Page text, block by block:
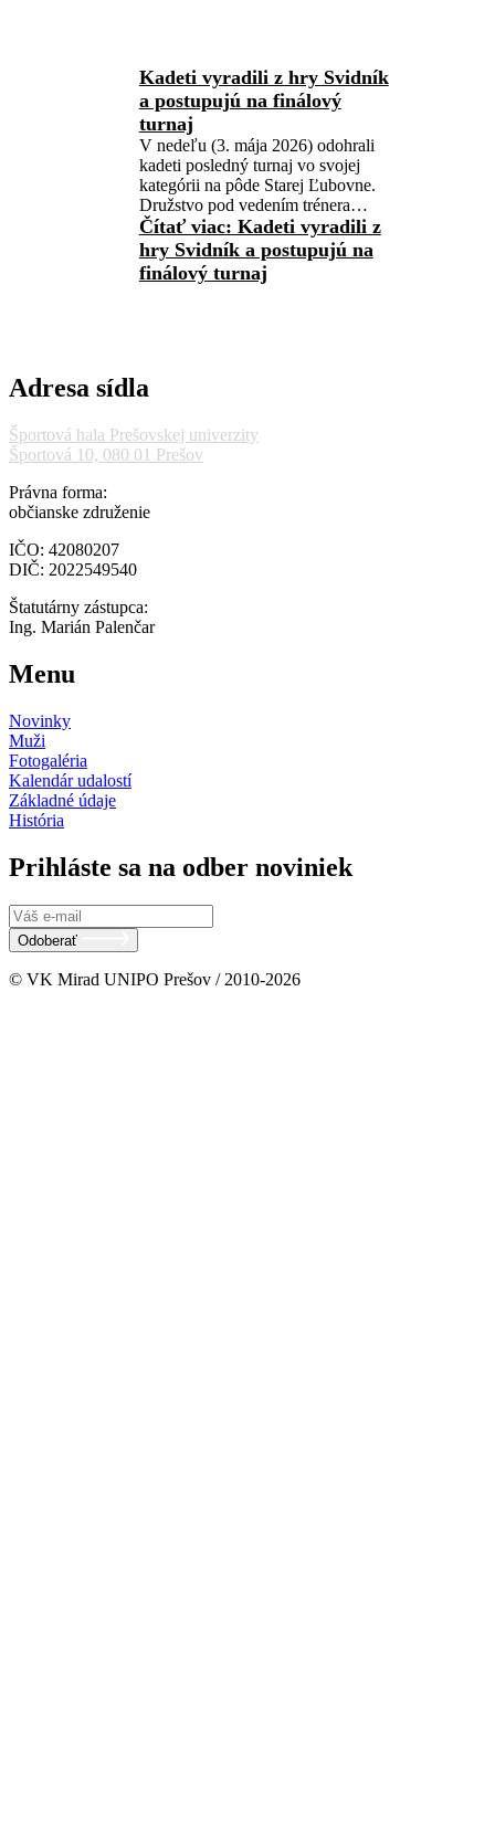
Kadeti vyradili z hry Svidník
a postupujú na finálový
turnaj
V nedeľu (3. mája 2026) odohrali
kadeti posledný turnaj vo svojej
kategórii na pôde Starej Ľubovne.
Družstvo pod vedením trénera…
Čítať viac: Kadeti vyradili z
hry Svidník a postupujú na
finálový turnaj
Adresa sídla
Športová hala Prešovskej univerzity
Športová 10, 080 01 Prešov
Právna forma:
občianske združenie
IČO: 42080207
DIČ: 2022549540
Štatutárny zástupca:
Ing. Marián Palenčar
Menu
Novinky
Muži
Fotogaléria
Kalendár udalostí
Základné údaje
História
Prihláste sa na odber noviniek
Odoberať
© VK Mirad UNIPO Prešov / 2010-2026